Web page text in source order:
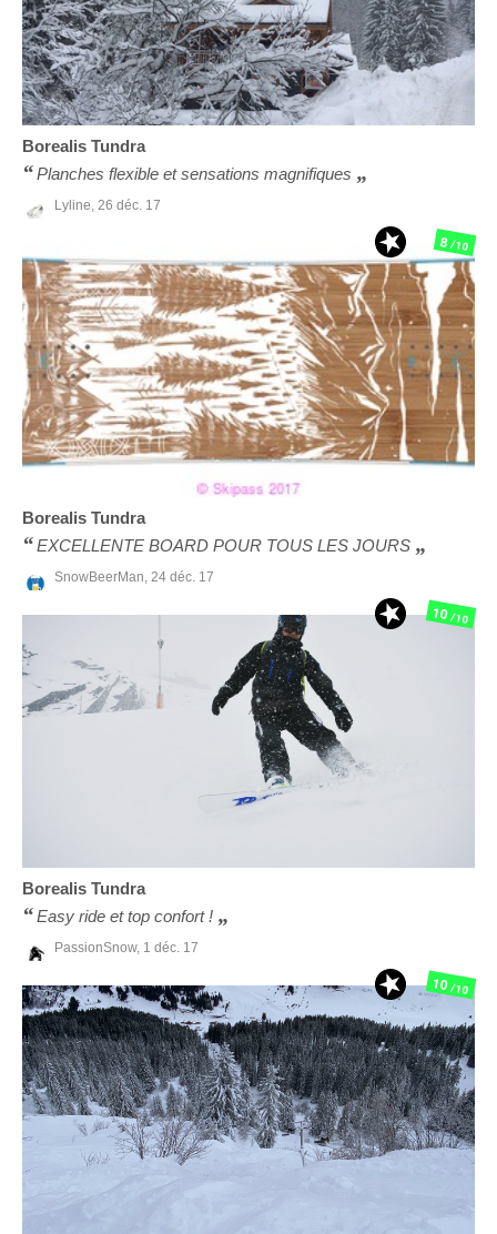
Borealis Tundra
Planches flexible et sensations magnifiques
Lyline, 26 déc. 17
Borealis Tundra
EXCELLENTE BOARD POUR TOUS LES JOURS
SnowBeerMan, 24 déc. 17
8/10
Borealis Tundra
Easy ride et top confort !
PassionSnow, 1 déc. 17
10/10
10/10